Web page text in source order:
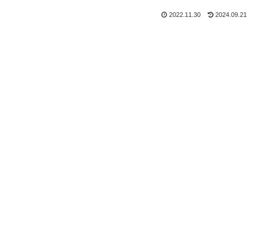
2022.11.30 2024.09.21